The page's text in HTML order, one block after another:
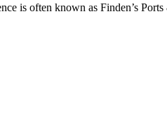
is often known as Finden’s